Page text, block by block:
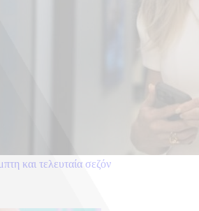
και τελευταία σεζόν